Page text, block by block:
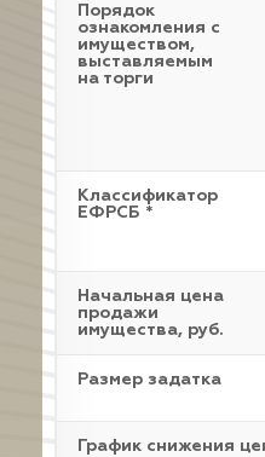
Порядок
ознакомления с
имуществом,
выставляемым
на торги
Классификатор
ЕФРСБ *
Начальная цена
продажи
имущества, руб.
Размер задатка
График снижения